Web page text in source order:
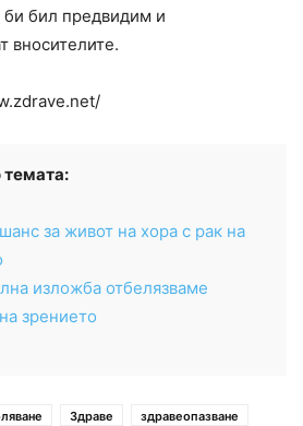
бил предвидим и
вносителите.
темата:
за живот на хора с рак на
изложба отбелязваме
зрението
Здраве
здравеопазване